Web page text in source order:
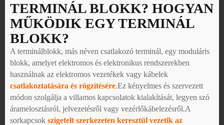
TERMINÁL BLOKK? HOGYAN
MŰKÖDIK EGY TERMINÁL
BLOKK?
A terminálblokk, más néven csatlakozó terminál, egy moduláris
blokk, amelyet elektromos és elektronikus rendszerekben
használnak az elektromos vezetékek vagy kábelek
csatlakoztatására és rögzítésére.Ez kényelmes és szervezett
módon szolgálja a villamos kapcsolatok kialakítását, legyen szó
áramelosztásról, jelvezetésről vagy vezérlőkábelezésről.A
sorkapcsok szigetelt szerkezeten keresztül vezetik az